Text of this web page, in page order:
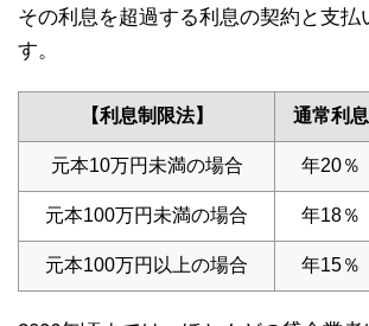
その利息を超過する利息の契約と支払
す。
【利息制限法】 通常利息
元本10万円未満の場合 年20％
元本100万円未満の場合 年18％
元本100万円以上の場合 年15％